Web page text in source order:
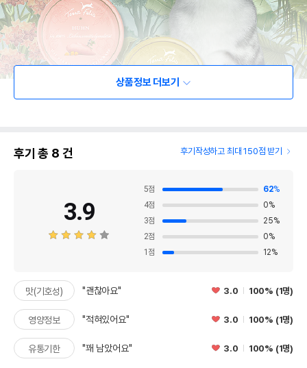
상품정보 더보기
후기 총 8 건 후기작성하고 최대 150점 받기
3.9
5점 62%
4점 0%
3점 25%
2점 0%
1 점 12%
맛(기호성) "괜찮아요" 3.0 100% (1명)
영양정보 "적혀있어요" 3.0 100% (1명)
유통기한 "꽤 남았어요" 3.0 100% (1명)